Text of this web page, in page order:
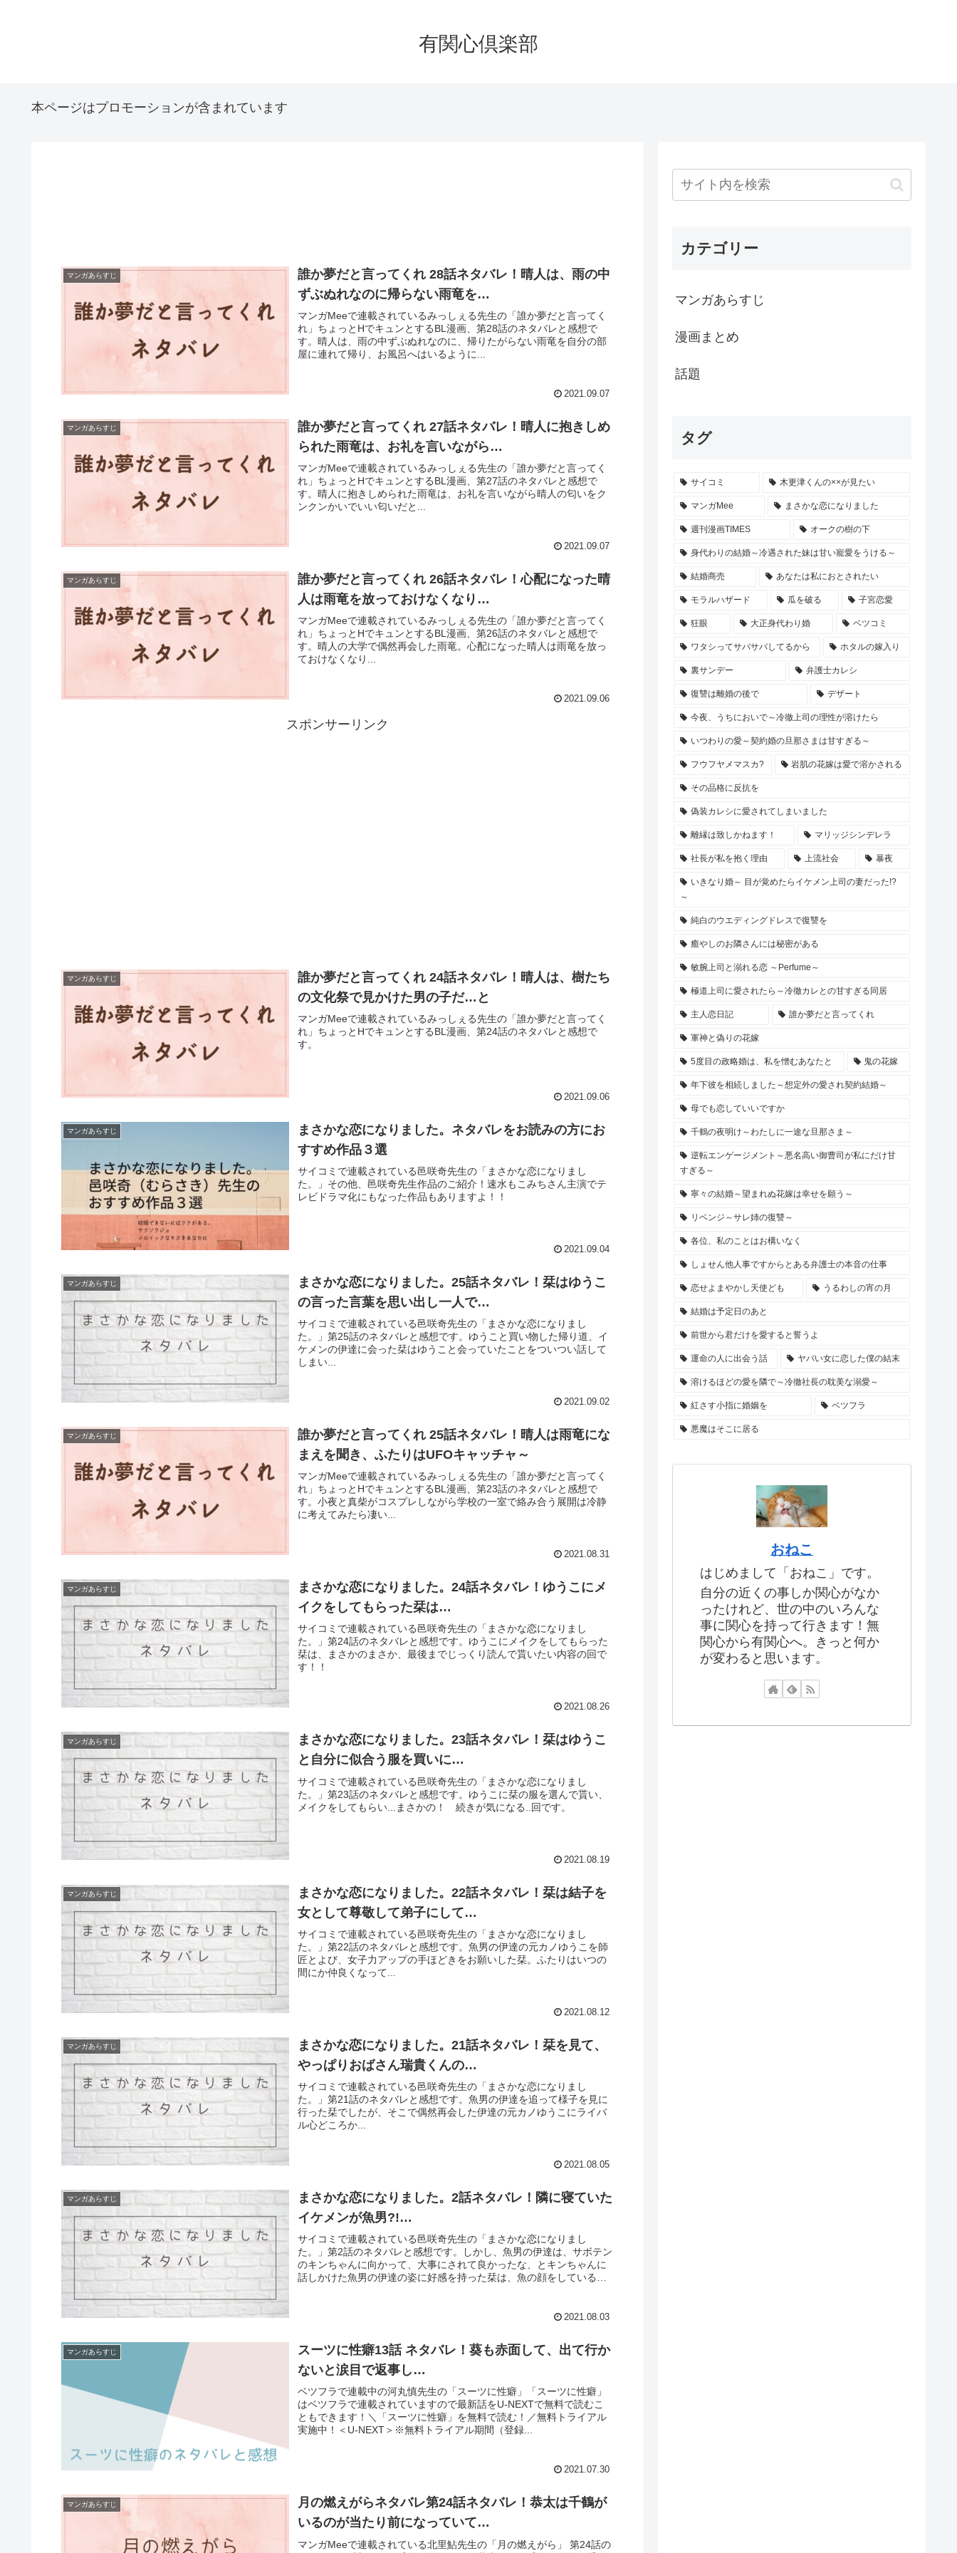
有関心倶楽部
本ページはプロモーションが含まれています
マンガあらすじ
誰か夢だと言ってくれ 28話ネタバレ！晴人は、雨の中
ずぶぬれなのに帰らない雨竜を…
マンガMeeで連載されているみっしぇる先生の「誰か夢だと言ってく
れ」ちょっとHでキュンとするBL漫画、第28話のネタバレと感想で
す。晴人は、雨の中ずぶぬれなのに、帰りたがらない雨竜を自分の部
屋に連れて帰り、お風呂へはいるように...
2021.09.07
マンガあらすじ
誰か夢だと言ってくれ 27話ネタバレ！晴人に抱きしめ
られた雨竜は、お礼を言いながら…
マンガMeeで連載されているみっしぇる先生の「誰か夢だと言ってく
れ」ちょっとHでキュンとするBL漫画、第27話のネタバレと感想で
す。晴人に抱きしめられた雨竜は、お礼を言いながら晴人の匂いをク
ンクンかいでいい匂いだと...
2021.09.07
マンガあらすじ
誰か夢だと言ってくれ 26話ネタバレ！心配になった晴
人は雨竜を放っておけなくなり…
マンガMeeで連載されているみっしぇる先生の「誰か夢だと言ってく
れ」ちょっとHでキュンとするBL漫画、第26話のネタバレと感想で
す。晴人の大学で偶然再会した雨竜。心配になった晴人は雨竜を放っ
ておけなくなり...
2021.09.06
スポンサーリンク
マンガあらすじ
誰か夢だと言ってくれ 24話ネタバレ！晴人は、樹たち
の文化祭で見かけた男の子だ…と
マンガMeeで連載されているみっしぇる先生の「誰か夢だと言ってく
れ」ちょっとHでキュンとするBL漫画、第24話のネタバレと感想で
す。
2021.09.06
マンガあらすじ
まさかな恋になりました。ネタバレをお読みの方にお
すすめ作品３選
サイコミで連載されている邑咲奇先生の「まさかな恋になりまし
た。」その他、邑咲奇先生作品のご紹介！速水もこみちさん主演でテ
レビドラマ化にもなった作品もありますよ！！
2021.09.04
マンガあらすじ
まさかな恋になりました。25話ネタバレ！栞はゆうこ
の言った言葉を思い出し一人で…
サイコミで連載されている邑咲奇先生の「まさかな恋になりまし
た。」第25話のネタバレと感想です。ゆうこと買い物した帰り道、イ
ケメンの伊達に会った栞はゆうこと会っていたことをついつい話して
しまい...
2021.09.02
マンガあらすじ
誰か夢だと言ってくれ 25話ネタバレ！晴人は雨竜にな
まえを聞き、ふたりはUFOキャッチャ～
マンガMeeで連載されているみっしぇる先生の「誰か夢だと言ってく
れ」ちょっとHでキュンとするBL漫画、第23話のネタバレと感想で
す。小夜と真柴がコスプレしながら学校の一室で絡み合う展開は冷静
に考えてみたら凄い...
2021.08.31
マンガあらすじ
まさかな恋になりました。24話ネタバレ！ゆうこにメ
イクをしてもらった栞は…
サイコミで連載されている邑咲奇先生の「まさかな恋になりまし
た。」第24話のネタバレと感想です。ゆうこにメイクをしてもらった
栞は、まさかのまさか、最後までじっくり読んで貰いたい内容の回で
す！！
2021.08.26
マンガあらすじ
まさかな恋になりました。23話ネタバレ！栞はゆうこ
と自分に似合う服を買いに…
サイコミで連載されている邑咲奇先生の「まさかな恋になりまし
た。」第23話のネタバレと感想です。ゆうこに栞の服を選んで貰い、
メイクをしてもらい...まさかの！ 続きが気になる..回です。
2021.08.19
マンガあらすじ
まさかな恋になりました。22話ネタバレ！栞は結子を
女として尊敬して弟子にして…
サイコミで連載されている邑咲奇先生の「まさかな恋になりまし
た。」第22話のネタバレと感想です。魚男の伊達の元カノゆうこを師
匠とよび、女子力アップの手ほどきをお願いした栞。ふたりはいつの
間にか仲良くなって...
2021.08.12
マンガあらすじ
まさかな恋になりました。21話ネタバレ！栞を見て、
やっぱりおばさん瑞貴くんの…
サイコミで連載されている邑咲奇先生の「まさかな恋になりまし
た。」第21話のネタバレと感想です。魚男の伊達を追って様子を見に
行った栞でしたが、そこで偶然再会した伊達の元カノゆうこにライバ
ル心どころか...
2021.08.05
マンガあらすじ
まさかな恋になりました。2話ネタバレ！隣に寝ていた
イケメンが魚男?!…
サイコミで連載されている邑咲奇先生の「まさかな恋になりまし
た。」第2話のネタバレと感想です。しかし、魚男の伊達は、サボテン
のキンちゃんに向かって、大事にされて良かったな、とキンちゃんに
話しかけた魚男の伊達の姿に好感を持った栞は、魚の顔をしている
2021.08.03
マンガあらすじ
スーツに性癖13話 ネタバレ！葵も赤面して、出て行か
ないと涙目で返事し…
ベツフラで連載中の河丸慎先生の「スーツに性癖」「スーツに性癖」
はベツフラで連載されていますので最新話をU-NEXTで無料で読むこ
ともできます！＼「スーツに性癖」を無料で読む！／無料トライアル
実施中！＜U-NEXT＞※無料トライアル期間（登録...
2021.07.30
マンガあらすじ
月の燃えがらネタバレ第24話ネタバレ！恭太は千鶴が
いるのが当たり前になっていて…
マンガMeeで連載されている北里鮎先生の「月の燃えがら」 第24話の
カテゴリー
マンガあらすじ
漫画まとめ
話題
タグ
サイコミ 木更津くんの××が見たい
マンガMee まさかな恋になりました
週刊漫画TIMES オークの樹の下
身代わりの結婚～冷遇された妹は甘い寵愛をうける～
結婚商売 あなたは私におとされたい
モラルハザード 瓜を破る 子宮恋愛
狂眼 大正身代わり婚 ベツコミ
ワタシってサバサバしてるから ホタルの嫁入り
裏サンデー 弁護士カレシ
復讐は離婚の後で デザート
今夜、うちにおいで～冷徹上司の理性が溶けたら
いつわりの愛～契約婚の旦那さまは甘すぎる～
フウフヤメマスカ? 岩肌の花嫁は愛で溶かされる
その品格に反抗を
偽装カレシに愛されてしまいました
離縁は致しかねます！ マリッジシンデレラ
社長が私を抱く理由 上流社会 暴夜
いきなり婚～ 目が覚めたらイケメン上司の妻だった!?
～
純白のウエディングドレスで復讐を
癒やしのお隣さんには秘密がある
敏腕上司と溺れる恋 ～Perfume～
極道上司に愛されたら～冷徹カレとの甘すぎる同居
主人恋日記 誰か夢だと言ってくれ
軍神と偽りの花嫁
5度目の政略婚は、私を憎むあなたと 鬼の花嫁
年下彼を相続しました～想定外の愛され契約結婚～
母でも恋していいですか
千鶴の夜明け～わたしに一途な旦那さま～
逆転エンゲージメント～悪名高い御曹司が私にだけ甘
すぎる～
寧々の結婚～望まれぬ花嫁は幸せを願う～
リベンジ～サレ姉の復讐～
各位、私のことはお構いなく
しょせん他人事ですからとある弁護士の本音の仕事
恋せよまやかし天使ども うるわしの宵の月
結婚は予定日のあと
前世から君だけを愛すると誓うよ
運命の人に出会う話 ヤバい女に恋した僕の結末
溶けるほどの愛を隣で～冷徹社長の耽美な溺愛～
紅さす小指に婚姻を ベツフラ
悪魔はそこに居る
おねこ
はじめまして「おねこ」です。
自分の近くの事しか関心がなか
ったけれど、世の中のいろんな
事に関心を持って行きます！無
関心から有関心へ。きっと何か
が変わると思います。